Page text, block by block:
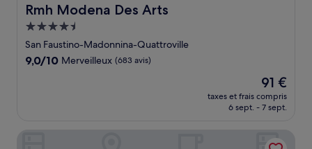
Rmh Modena Des Arts
Rmh Modena Des Arts
Hébergement
4.5 étoiles
San Faustino-Madonnina-Quattroville
9.0
9,0/10 Merveilleux (683 avis)
Le
nouveau
prix
de
91 €
91 €
taxes et frais compris
6 sept. - 7 sept.